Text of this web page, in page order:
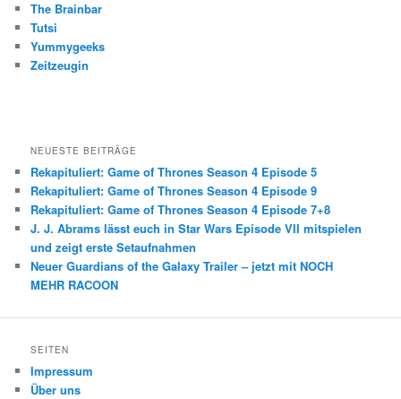
The Brainbar
Tutsi
Yummygeeks
Zeitzeugin
NEUESTE BEITRÄGE
Rekapituliert: Game of Thrones Season 4 Episode 5
Rekapituliert: Game of Thrones Season 4 Episode 9
Rekapituliert: Game of Thrones Season 4 Episode 7+8
J. J. Abrams lässt euch in Star Wars Episode VII mitspielen
und zeigt erste Setaufnahmen
Neuer Guardians of the Galaxy Trailer – jetzt mit NOCH
MEHR RACOON
SEITEN
Impressum
Über uns